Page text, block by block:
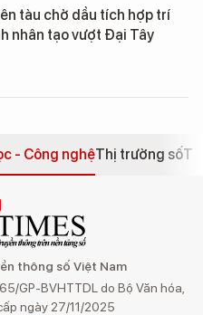
tàu chở dầu tích hợp trí
nhân tạo vượt Đại Tây
- Công nghệThị trường số
thông số Việt Nam
GP-BVHTTDL do Bộ Văn hóa,
ngày 27/11/2025